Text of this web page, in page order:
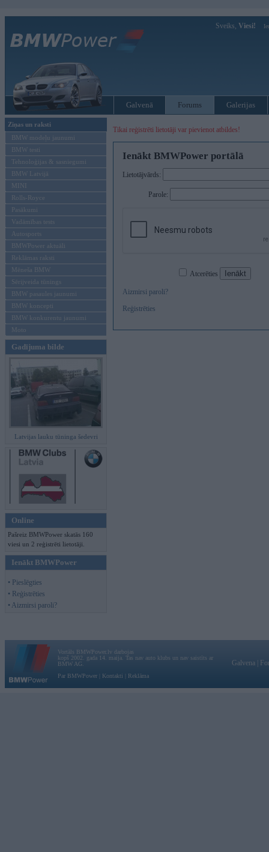
Sveiks, Viesi!
Galvenā Forums Galerijas
Ziņas un raksti
BMW modeļu jaunumi
BMW testi
Tehnoloģijas & sasniegumi
BMW Latvijā
MINI
Rolls-Royce
Pasākumi
Vadāmības tests
Autosports
BMWPower aktuāli
Reklāmas raksti
Mēneša BMW
Sērijveida tūnings
BMW pasaules jaunumi
BMW koncepti
BMW konkurentu jaunumi
Moto
Gadījuma bilde
Latvijas lauku tūninga šedevri
Online
Pašreiz BMWPower skatās 160
viesi un 2 reģistrēti lietotāji.
Ienākt BMWPower
• Pieslēgties
• Reģistrēties
• Aizmirsi paroli?
Tikai reģistrēti lietotāji var pievienot atbildes!
Ienākt BMWPower portālā
Lietotājvārds:
Parole:
Atcerēties
Aizmirsi paroli?
Reģistrēties
Vortāls BMWPower.lv darbojas
kopš 2002. gada 14. maija. Tas nav auto klubs un nav saistīts ar
BMW AG.
Par BMWPower
Kontakti Reklāma
Galvena